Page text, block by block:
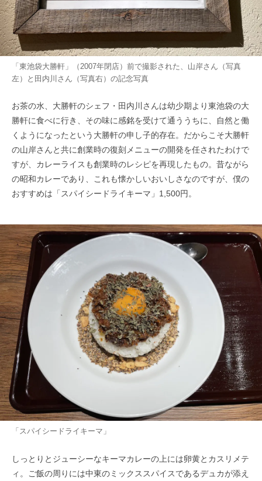
「東池袋大勝軒」（2007年閉店）前で撮影された、山岸さん（写真
左）と田内川さん（写真右）の記念写真
お茶の水、大勝軒のシェフ・田内川さんは幼少期より東池袋の大
勝軒に食べに行き、その味に感銘を受けて通ううちに、自然と働
くようになったという大勝軒の申し子的存在。だからこそ大勝軒
の山岸さんと共に創業時の復刻メニューの開発を任されたわけで
すが、カレーライスも創業時のレシピを再現したもの。昔ながら
の昭和カレーであり、これも懐かしいおいしさなのですが、僕の
おすすめは「スパイシードライキーマ」1,500円。
「スパイシードライキーマ」
しっとりとジューシーなキーマカレーの上には卵黄とカスリメテ
ィ。ご飯の周りには中東のミックススパイスであるデュカが添え